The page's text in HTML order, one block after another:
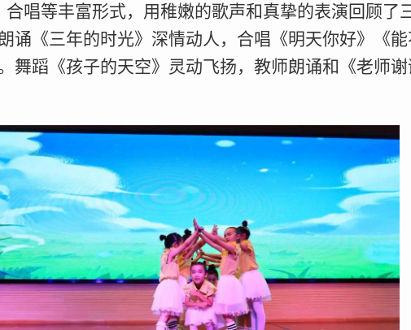
唱等丰富形式，用稚嫩的歌声和真挚的表演回顾了
诵《三年的时光》深情动人，合唱《明天你好》《
舞蹈《孩子的天空》灵动飞扬，教师朗诵和《老师